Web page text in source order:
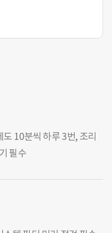
10분씩 하루 3번, 조리
필수